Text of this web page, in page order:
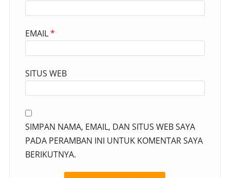
EMAIL*
SITUS WEB
SIMPAN NAMA, EMAIL, DAN SITUS WEB SAYA
PADA PERAMBAN INI UNTUK KOMENTAR SAYA
BERIKUTNYA.